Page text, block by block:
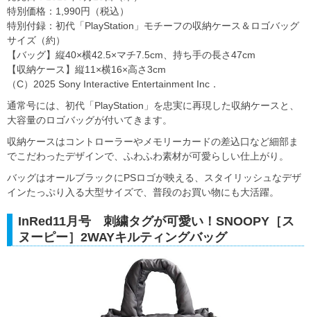
特別価格：1,990円（税込）
特別付録：初代「PlayStation」モチーフの収納ケース＆ロゴバッグ
サイズ（約）
【バッグ】縦40×横42.5×マチ7.5cm、持ち手の長さ47cm
【収納ケース】縦11×横16×高さ3cm
（C）2025 Sony Interactive Entertainment Inc．
通常号には、初代「PlayStation」を忠実に再現した収納ケースと、
大容量のロゴバッグが付いてきます。
収納ケースはコントローラーやメモリーカードの差込口など細部ま
でこだわったデザインで、ふわふわ素材が可愛らしい仕上がり。
バッグはオールブラックにPSロゴが映える、スタイリッシュなデザ
インたっぷり入る大型サイズで、普段のお買い物にも大活躍。
InRed11月号 刺繍タグが可愛い！SNOOPY［ス
ヌーピー］2WAYキルティングバッグ